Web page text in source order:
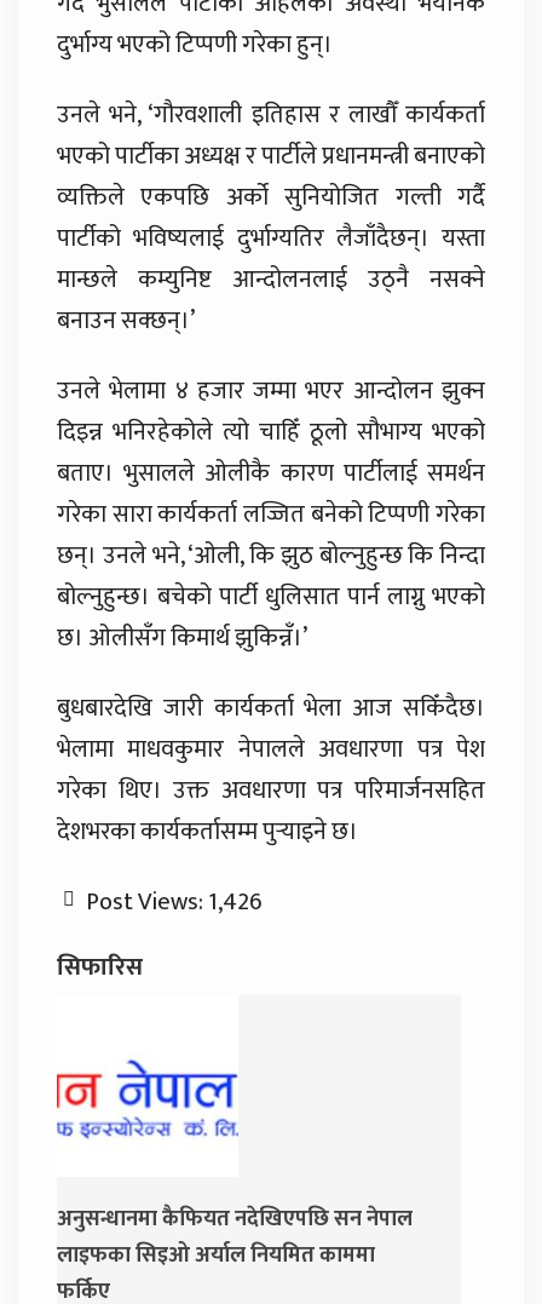
दुर्भाग्य भएको टिप्पणी गरेका हुन्।
उनले भने, ‘गौरवशाली इतिहास र लाखौँ कार्यकर्ता
भएको पार्टीका अध्यक्ष र पार्टीले प्रधानमन्त्री बनाएको
व्यक्तिले एकपछि अर्को सुनियोजित गल्ती गर्दै
पार्टीको भविष्यलाई दुर्भाग्यतिर लैजाँदैछन्। यस्ता
मान्छले कम्युनिष्ट आन्दोलनलाई उठ्नै नसक्ने
बनाउन सक्छन्।’
उनले भेलामा ४ हजार जम्मा भएर आन्दोलन झुक्न
दिइन्न भनिरहेकोले त्यो चाहिँ ठूलो सौभाग्य भएको
बताए। भुसालले ओलीकै कारण पार्टीलाई समर्थन
गरेका सारा कार्यकर्ता लज्जित बनेको टिप्पणी गरेका
छन्। उनले भने, ‘ओली, कि झुठ बोल्नुहुन्छ कि निन्दा
बोल्नुहुन्छ। बचेको पार्टी धुलिसात पार्न लाग्नु भएको
छ। ओलीसँग किमार्थ झुकिन्नँ।’
बुधबारदेखि जारी कार्यकर्ता भेला आज सकिँदैछ।
भेलामा माधवकुमार नेपालले अवधारणा पत्र पेश
गरेका थिए। उक्त अवधारणा पत्र परिमार्जनसहित
देशभरका कार्यकर्तासम्म पुर्‍याइने छ।
Post Views:1,426
सिफारिस
सन नेपाल
काममा
जय नेपाल पार्टी खोल्दै धवल शम्शेर र
प्रसाईं, साउन २८ गते निर्वाचन आयोग